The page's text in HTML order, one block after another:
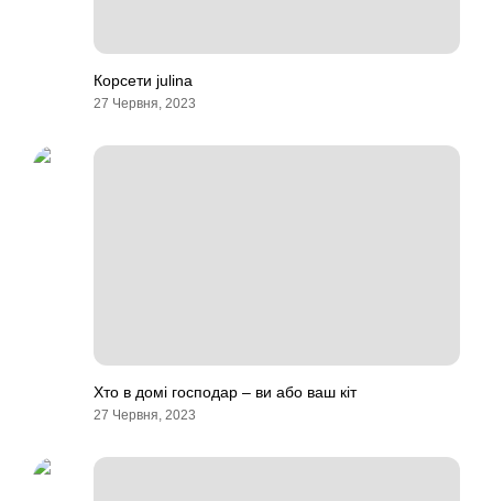
Корсети julina
27 Червня, 2023
Хто в домі господар – ви або ваш кіт
27 Червня, 2023